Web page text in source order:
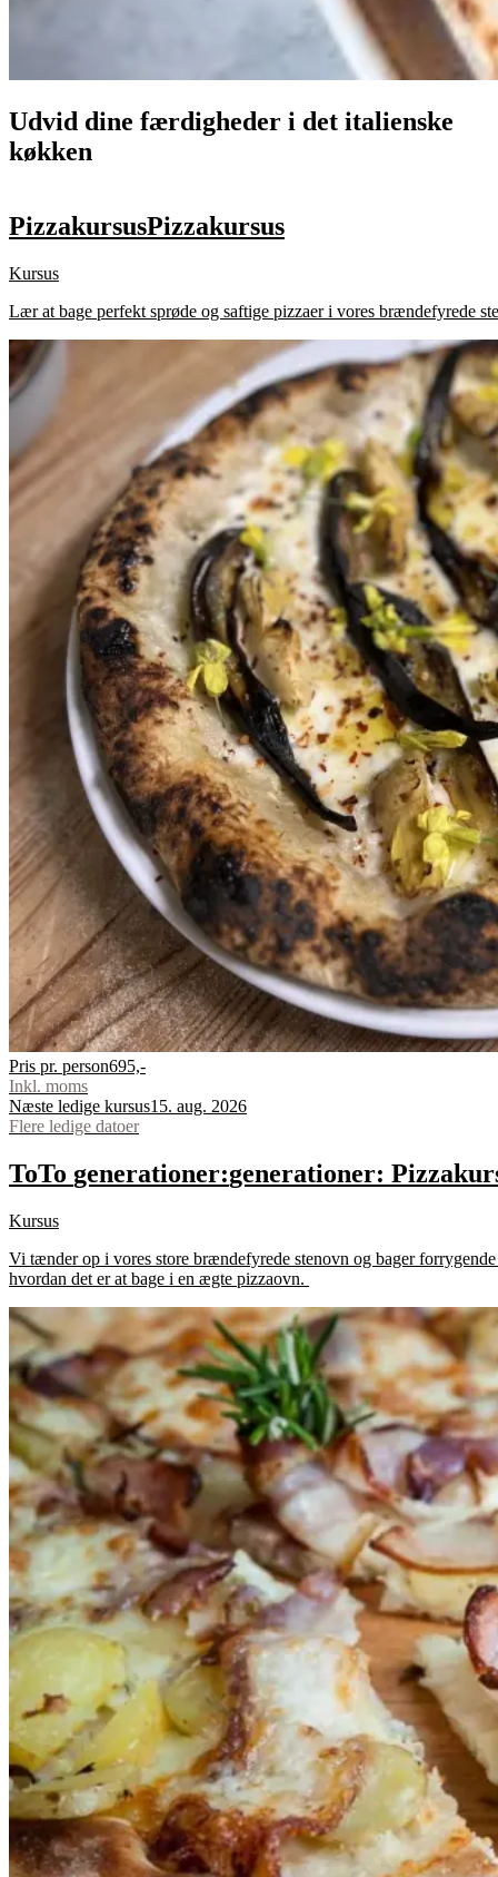
Udvid dine færdigheder i det italienske
køkken
PizzakursusPizzakursus
Kursus
Lær at bage perfekt sprøde og saftige pizzaer i vores brændefyrede
Pris pr. person695,-
Inkl. moms
Næste ledige kursus15. aug. 2026
Flere ledige datoer
ToTo generationer:generationer:
Kursus
Vi tænder op i vores store brændefyrede stenovn og bager
hvordan det er at bage i en ægte pizzaovn.